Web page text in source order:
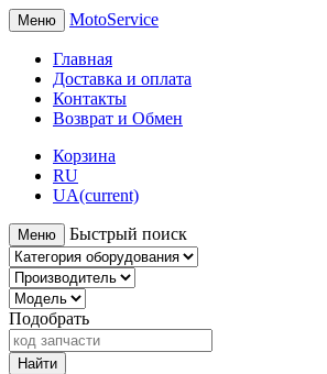
Меню MotoService
Главная
Доставка и оплата
Контакты
Возврат и Обмен
Корзина
RU
UA(current)
Меню Быстрый поиск
Подобрать
Найти